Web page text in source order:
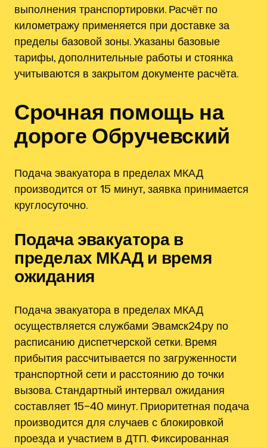
выполнения транспортировки. Расчёт по
километражу применяется при доставке за
пределы базовой зоны. Указаны базовые
тарифы, дополнительные работы и стоянка
учитываются в закрытом документе расчёта.
Срочная помощь на
дороге Обручевский
Подача эвакуатора в пределах МКАД
производится от 15 минут, заявка принимается
круглосуточно.
Подача эвакуатора в
пределах МКАД и время
ожидания
Подача эвакуатора в пределах МКАД
осуществляется службами Эвамск24.ру по
расписанию диспетчерской сетки. Время
прибытия рассчитывается по загруженности
транспортной сети и расстоянию до точки
вызова. Стандартный интервал ожидания
составляет 15–40 минут. Приоритетная подача
производится для случаев с блокировкой
проезда и участием в ДТП. Фиксированная